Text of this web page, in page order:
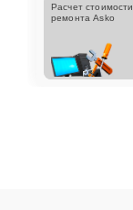
Расчет стоимости
ремонта Asko